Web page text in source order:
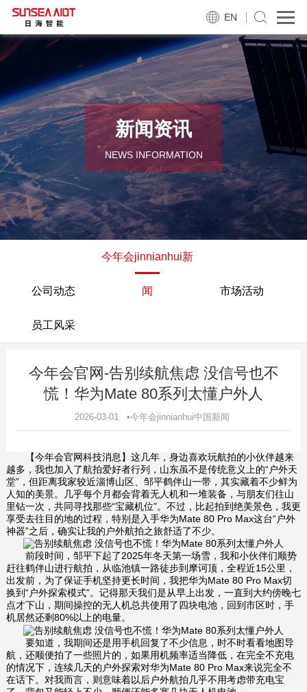
EN
新闻资讯
NEWS INFORMATION
公司动态
今年会jinnianhui新
闻 市场活动
员工风采
今年会官网-告别续航焦虑 没信号也不
慌！华为Mate 80系列太懂户外人
2026-03-01 •今年会jinnianhui中国新闻
【今年会官网科技消息】这几年，身边喜欢玩航拍的小伙伴越来
越多，我也加入了航拍爱好者行列，山东虽不是传统意义上的“户外天
堂”，但距离我家较近淄博山区、邹平鹤伴山一带，其实藏着不少鲜为
人知的美景。几乎每个月都会背着无人机和一堆装备，与朋友们往山
里钻一次，共同寻找那些“宝藏机位”。不过，比起拍到绝美景色，我更
享受去往目的地的过程，特别是入手华为Mate 80 Pro Max这台“户外
神器”之后，确实让我的户外航拍之旅舒适了不少。
前段时间，邹平下起了2025年冬天第一场雪，我和小伙伴们顺势
赶往鹤伴山进行航拍，从临池镇一路徒步到摩诃顶，全程近15公里，
出发前，为了保证手机坚持更长时间，我把华为Mate 80 Pro Max切
换到“户外探索模式”。记得那天我们是从早上出发，一直到大约傍晚七
点才下山，期间操控的无人机总共使用了四块电池，回到市区时，手
机居然还剩80%以上的电量。
要知道，我期间还是用手机回复了不少信息，时不时看看地图导
航，还顺便拍了一些照片的，如果用机频率适当降低，在完全不充电
的情况下，连续几天的户外探索对华为Mate 80 Pro Max来说完全不
在话下。对我而言，则意味着以后户外航拍几乎不用考虑带充电宝